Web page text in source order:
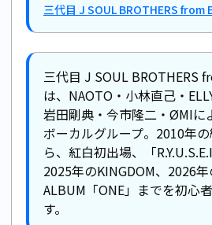
三代目 J SOUL BROTHERS from
三代目 J SOUL BROTHERS
は、NAOTO・小林直己・
岩田剛典・今市隆二・ØMIに
ボーカルグループ。2010年
ら、紅白初出場、「
2025年のKINGDOM、2026
ALBUM「ONE」までを初心
す。